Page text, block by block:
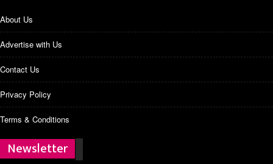
About Us
Advertise with Us
Contact Us
Privacy Policy
Terms & Conditions
Newsletter